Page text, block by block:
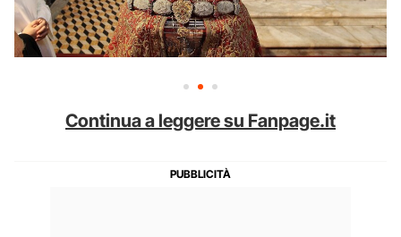
Continua a leggere su Fanpage.it